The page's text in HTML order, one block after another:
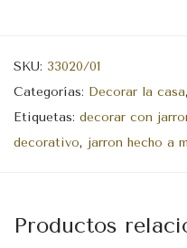
SKU: 33020/01
Categorías: Decorar la casa,
Etiquetas: decorar con
decorativo, jarron hecho a
Productos